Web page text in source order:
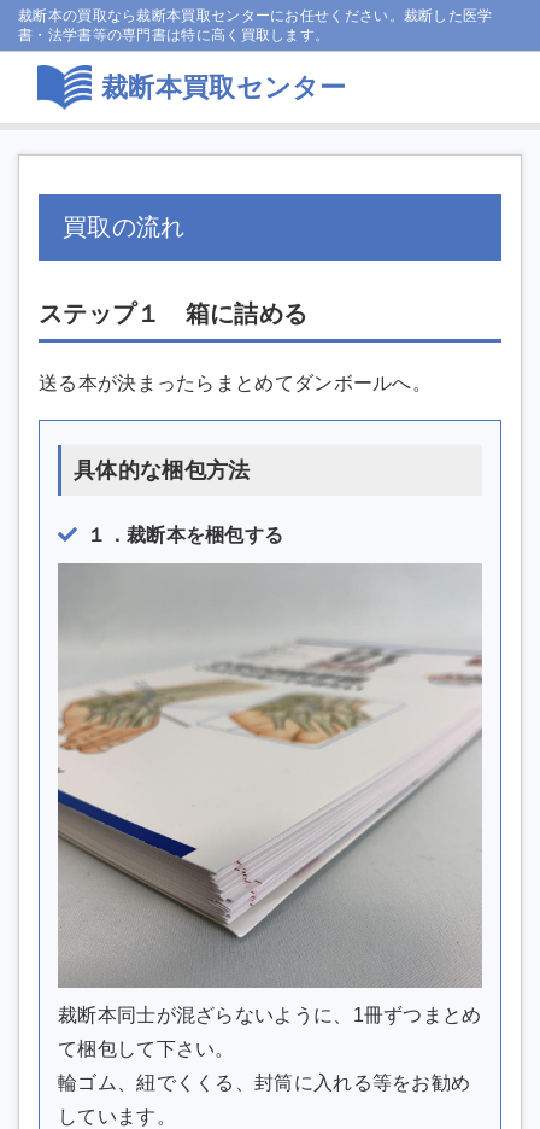
裁断本の買取なら裁断本買取センターにお任せください。裁断した医学
書・法学書等の専門書は特に高く買取します。
裁断本買取センター
買取の流れ
ステップ１ 箱に詰める
送る本が決まったらまとめてダンボールへ。
具体的な梱包方法
１．裁断本を梱包する
裁断本同士が混ざらないように、1冊ずつまとめ
て梱包して下さい。
輪ゴム、紐でくくる、封筒に入れる等をお勧め
しています。